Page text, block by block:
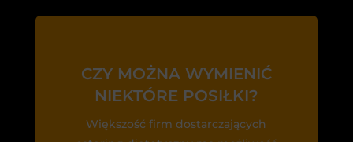
CZY MOŻNA WYMIENIĆ
NIEKTÓRE POSIŁKI?
Większość firm dostarczających